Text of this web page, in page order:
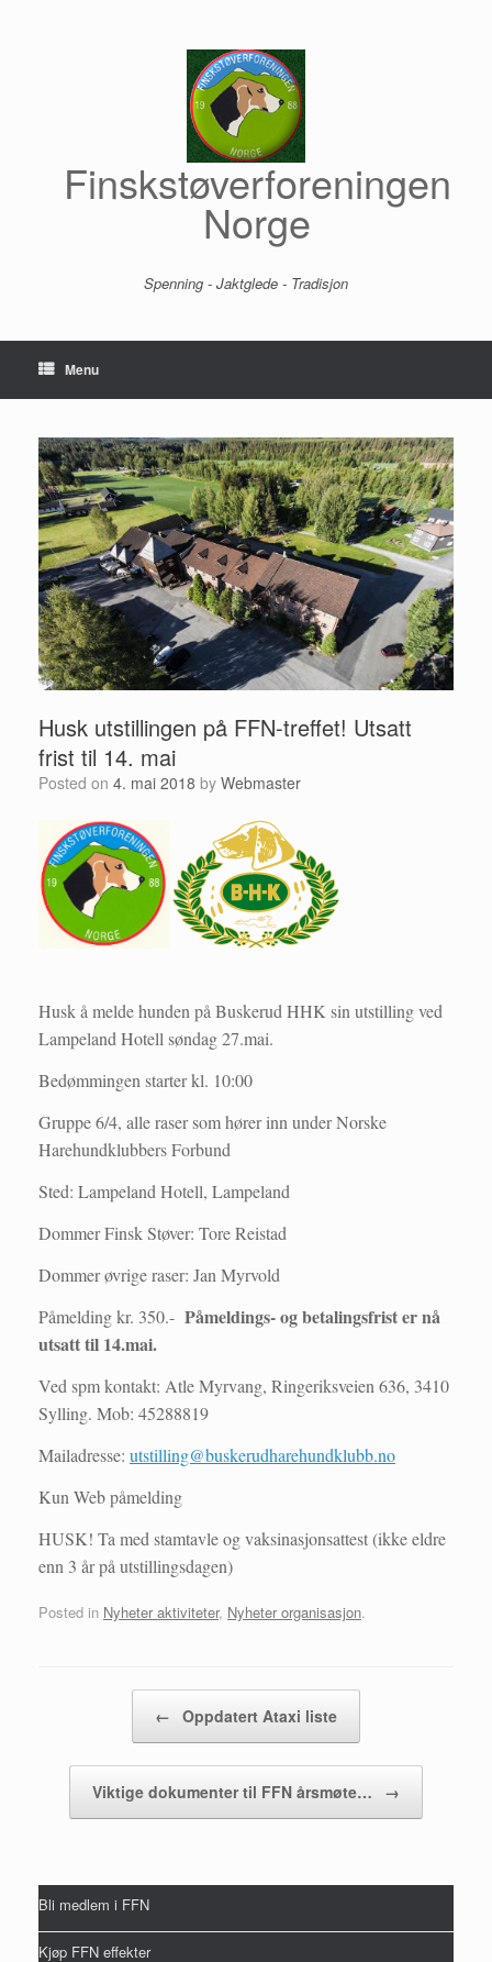
Finskstøverforeningen
Norge
Spenning - Jaktglede - Tradisjon
Menu
Husk utstillingen på FFN-treffet! Utsatt
frist til 14. mai
Posted on 4. mai 2018 by Webmaster
Husk å melde hunden på Buskerud HHK sin utstilling ved
Lampeland Hotell søndag 27.mai.
Bedømmingen starter kl. 10:00
Gruppe 6/4, alle raser som hører inn under Norske
Harehundklubbers Forbund
Sted: Lampeland Hotell, Lampeland
Dommer Finsk Støver: Tore Reistad
Dommer øvrige raser: Jan Myrvold
Påmelding kr. 350.- Påmeldings- og betalingsfrist er nå
utsatt til 14.mai.
Ved spm kontakt: Atle Myrvang, Ringeriksveien 636, 3410
Sylling. Mob: 45288819
Mailadresse: utstilling@buskerudharehundklubb.no
Kun Web påmelding
HUSK! Ta med stamtavle og vaksinasjonsattest (ikke eldre
enn 3 år på utstillingsdagen)
Posted in Nyheter aktiviteter, Nyheter organisasjon.
← Oppdatert Ataxi liste
Viktige dokumenter til FFN årsmøte… →
Bli medlem i FFN
Kjøp FFN effekter